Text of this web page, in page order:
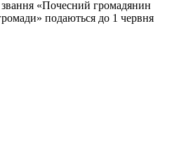
«Почесний громадянин
подаються до 1 червня